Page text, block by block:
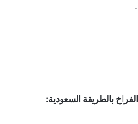
بالطريقة السعودية: